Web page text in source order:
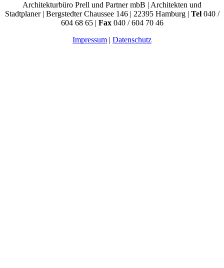
Architekturbüro Prell und Partner mbB | Architekten und
Stadtplaner | Bergstedter Chaussee 146 | 22395 Hamburg | Tel040 /
604 68 65 | Fax040 / 604 70 46
Impressum | Datenschutz